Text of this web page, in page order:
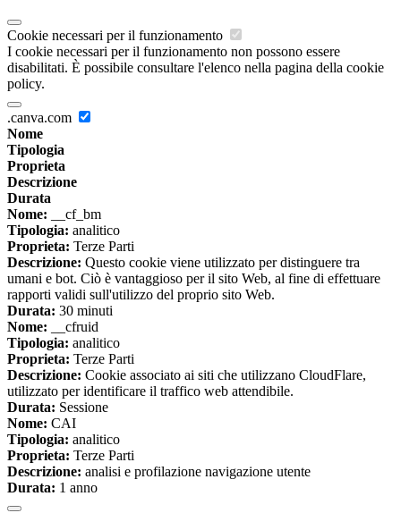
Cookie necessari per il funzionamento
I cookie necessari per il funzionamento non possono essere
disabilitati. È possibile consultare l'elenco nella pagina della cookie
policy.
.canva.com
Nome
Tipologia
Proprieta
Descrizione
Durata
Nome: __cf_bm
Tipologia: analitico
Proprieta: Terze Parti
Descrizione: Questo cookie viene utilizzato per distinguere tra
umani e bot. Ciò è vantaggioso per il sito Web, al fine di effettuare
rapporti validi sull'utilizzo del proprio sito Web.
Durata: 30 minuti
Nome: __cfruid
Tipologia: analitico
Proprieta: Terze Parti
Descrizione: Cookie associato ai siti che utilizzano CloudFlare,
utilizzato per identificare il traffico web attendibile.
Durata: Sessione
Nome: CAI
Tipologia: analitico
Proprieta: Terze Parti
Descrizione: analisi e profilazione navigazione utente
Durata: 1 anno